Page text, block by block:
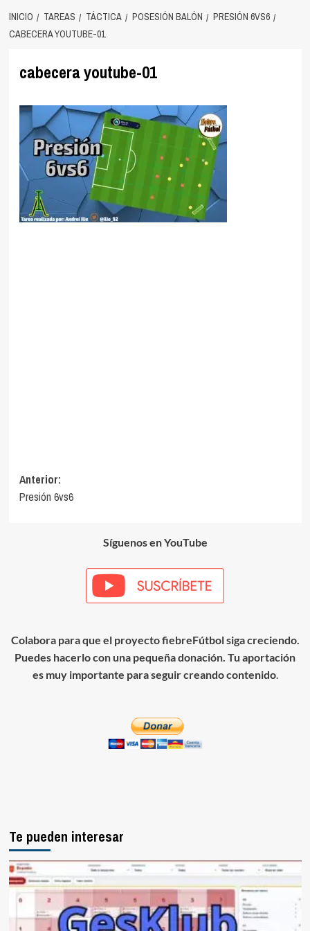
INICIO TAREAS TÁCTICA POSESIÓN BALÓN
PRESIÓN 6VS6
CABECERA YOUTUBE-01
cabecera youtube-01
Navegación
de
Anterior:
Presión 6vs6
Síguenos en YouTube
Colabora para que el proyecto fiebreFútbol siga creciendo.
Puedes hacerlo con una pequeña donación. Tu aportación
es muy importante para seguir creando contenido.
Te pueden interesar